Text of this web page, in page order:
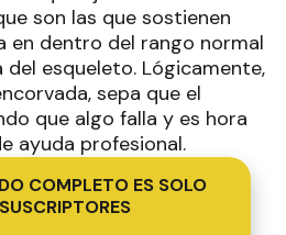
son las que sostienen
en dentro del rango normal
del esqueleto. Lógicamente,
sepa que el
que algo falla y es hora
ayuda profesional.
COMPLETO ES SOLO